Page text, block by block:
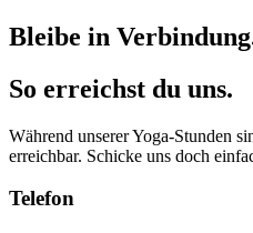
Bleibe in
So erreichst du uns.
Während unserer Yoga-Stunden
erreichbar. Schicke uns doch
Telefon